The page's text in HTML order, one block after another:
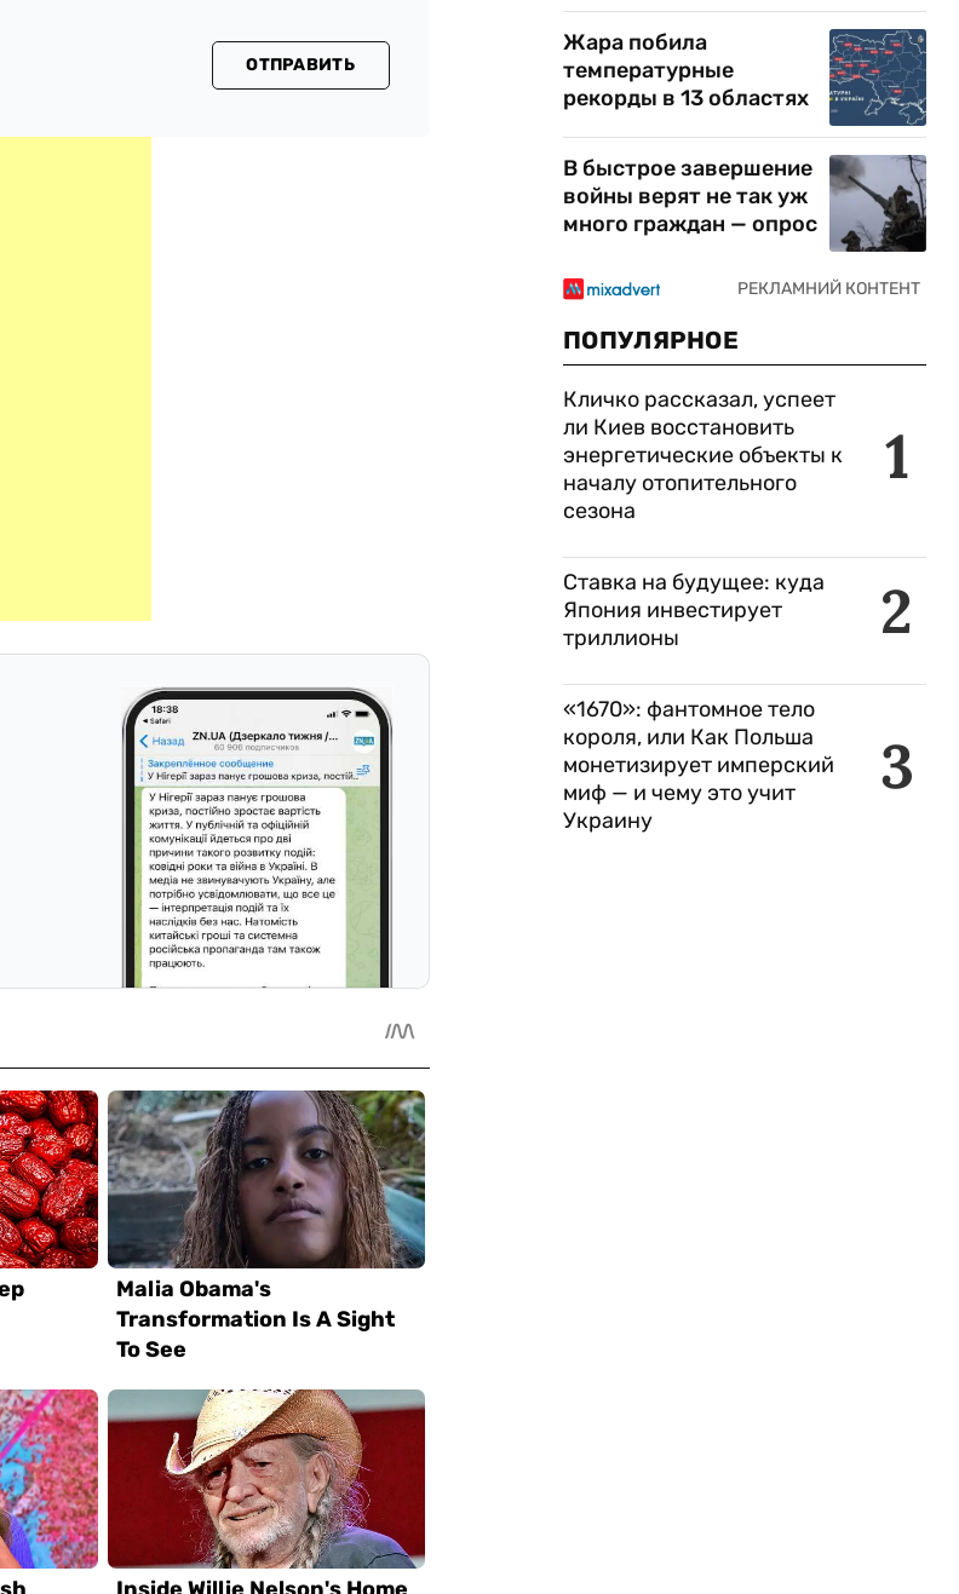
ОТПРАВИТЬ
Жара побила
температурные
рекорды в 13 областях
В быстрое завершение
войны верят не так уж
много граждан — опрос
ПОПУЛЯРНОЕ
1
Кличко рассказал, успеет
ли Киев восстановить
энергетические объекты к
началу отопительного
сезона
2
Ставка на будущее: куда
Япония инвестирует
триллионы
3
«1670»: фантомное тело
короля, или Как Польша
монетизирует имперский
миф — и чему это учит
Украину